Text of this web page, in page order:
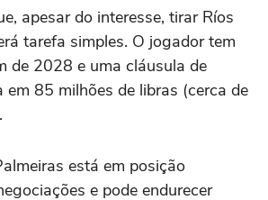
apesar do interesse, tirar Ríos
tarefa simples. O jogador tem
de 2028 e uma cláusula de
em 85 milhões de libras (cerca de
está em posição
e pode endurecer